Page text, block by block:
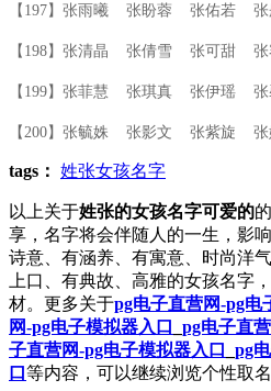
【197】张雨曦 张盼蓉 张佑若
【198】张清晶 张倩雪 张可甜
【199】张菲慧 张琪真 张伊瑶
【200】张毓姝 张影文 张紫旋
tags： 姓张女孩名字
以上关于姓张的女孩名字可爱的
享，名字将会伴随人的一生，影
诗意、有涵养、有寓意、时尚洋
上口、有典故、高雅的女孩名字
材。更多关于pg电子直营网-pg电
网-pg电子模拟器入口
pg电子直
子直营网-pg电子模拟器入口
pg
口 等内容，可以继续浏览个性取